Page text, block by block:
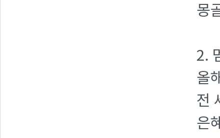
몽
2.
올
전
은